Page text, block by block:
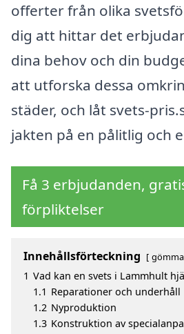
offerter från olika
dig att hittar det
dina behov och din
att utforska dessa
städer, och låt svets-
jakten på en pålitlig och
Få 3 erbjudanden,
förpliktelser
Innehållsförteckning gömma
1 Vad kan en svets i Lammhult
1.1 Reparationer och underhåll
1.2 Nyproduktion
1.3 Konstruktion av